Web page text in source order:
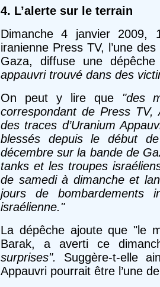
4. L’alerte sur le terrain
Dimanche 4 janvier 2009,
iranienne Press TV, l’une
Gaza, diffuse une
appauvri trouvé dans des
On peut y lire que "des
correspondant de Press TV,
des traces d’Uranium
blessés depuis le début
décembre sur la bande de
tanks et les troupes
de samedi à dimanche et
jours de bombardements
israélienne."
La dépêche ajoute que "le
Barak, a averti ce
surprises".
Suggère-t-elle
Appauvri pourrait être l’une